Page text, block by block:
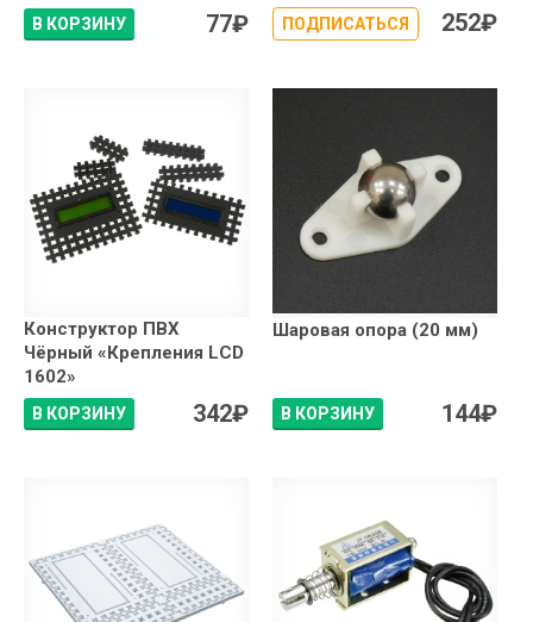
В КОРЗИНУ 77₽ ПОДПИСАТЬСЯ 252₽
Конструктор ПВХ
Чёрный «Крепления LCD
1602»
В КОРЗИНУ 342₽
Шаровая опора (20 мм)
В КОРЗИНУ 144₽